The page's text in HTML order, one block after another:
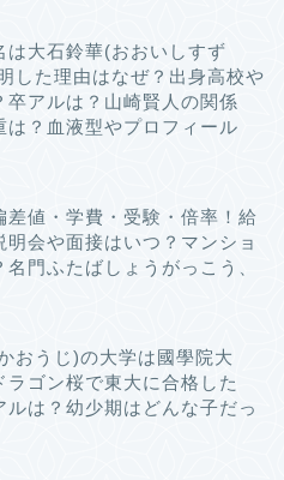
は大石鈴華(おおいしすず
した理由はなぜ？出身高校や
卒アルは？山崎賢人の関係
は？血液型やプロフィール
差値・学費・受験・倍率！給
明会や面接はいつ？マンショ
名門ふたばしょうがっこう、
おうじ)の大学は國學院大
ラゴン桜で東大に合格した
ルは？幼少期はどんな子だっ